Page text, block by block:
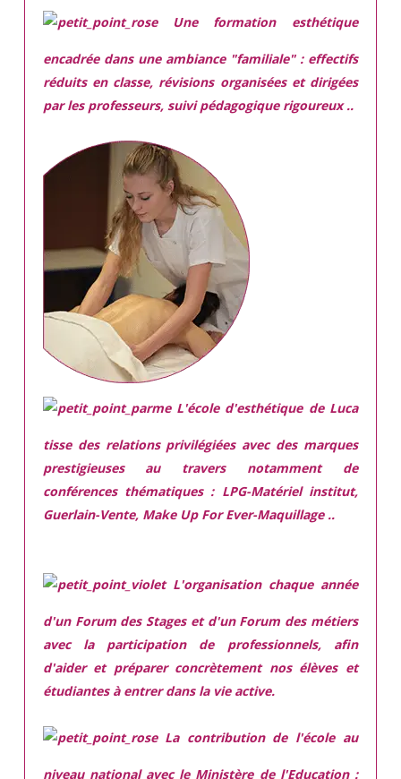
Une formation esthétique
encadrée dans une ambiance "familiale" : effectifs
réduits en classe, révisions organisées et dirigées
par les professeurs, suivi pédagogique rigoureux ..
L'école d'esthétique de Luca
tisse des relations privilégiées avec des marques
prestigieuses au travers notamment de
conférences thématiques : LPG-Matériel institut,
Guerlain-Vente, Make Up For Ever-Maquillage ..
L'organisation chaque année
d'un Forum des Stages et d'un Forum des métiers
avec la participation de professionnels, afin
d'aider et préparer concrètement nos élèves et
étudiantes à entrer dans la vie active.
La contribution de l'école au
niveau national avec le Ministère de l'Education :